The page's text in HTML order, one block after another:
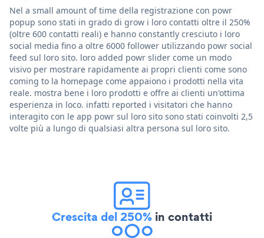
Nel a small amount of time della registrazione con powr
popup sono stati in grado di grow i loro contatti oltre il 250%
(oltre 600 contatti reali) e hanno constantly cresciuto i loro
social media fino a oltre 6000 follower utilizzando powr social
feed sul loro sito. loro added powr slider come un modo
visivo per mostrare rapidamente ai propri clienti come sono
coming to la homepage come appaiono i prodotti nella vita
reale. mostra bene i loro prodotti e offre ai clienti un'ottima
esperienza in loco. infatti reported i visitatori che hanno
interagito con le app powr sul loro sito sono stati coinvolti 2,5
volte più a lungo di qualsiasi altra persona sul loro sito.
Crescita del 250% in contatti